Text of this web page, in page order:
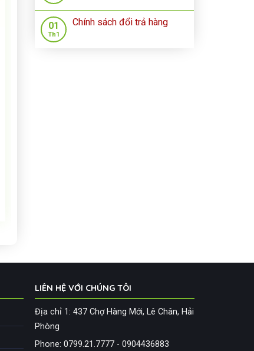
01
Th1
Chính sách đổi trả hàng
LIÊN HỆ VỚI CHÚNG TÔI
Địa chỉ 1: 437 Chợ Hàng Mới, Lê Chân, Hải
Phòng
Phone: 0799.21.7777 - 0904436883